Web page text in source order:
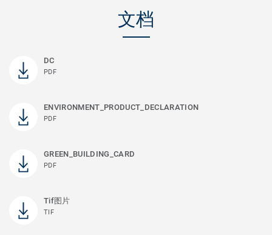
文档
DC
PDF
ENVIRONMENT_PRODUCT_DECLARATION
PDF
GREEN_BUILDING_CARD
PDF
Tif图片
TIF